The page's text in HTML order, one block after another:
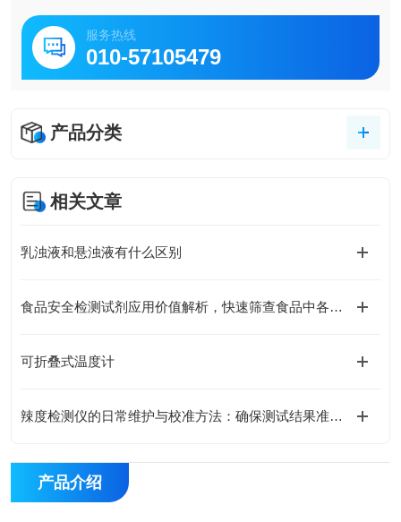
服务热线
010-57105479
产品分类
相关文章
乳浊液和悬浊液有什么区别
食品安全检测试剂应用价值解析，快速筛查食品中各类有害残留物质
可折叠式温度计
辣度检测仪的日常维护与校准方法：确保测试结果准确性的关键技巧
产品介绍